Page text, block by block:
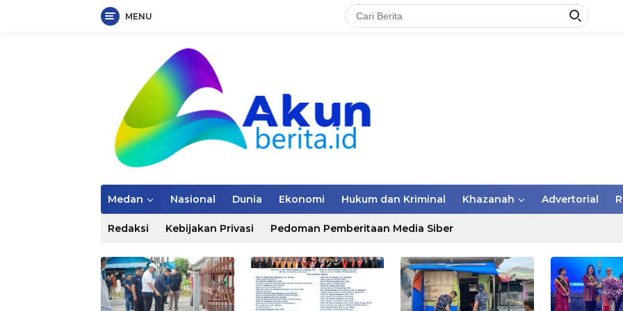
MENU
Medan Nasional Dunia Ekonomi Hukum dan Kriminal Khazanah Advertorial
Redaksi Kebijakan Privasi Pedoman Pemberitaan Media Siber